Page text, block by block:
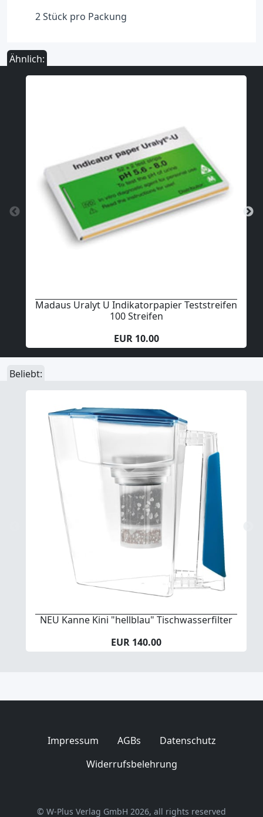
2 Stück pro Packung
Ähnlich:
Madaus Uralyt U Indikatorpapier Teststreifen
100 Streifen
EUR 10.00
Beliebt:
NEU Kanne Kini "hellblau" Tischwasserfilter
EUR 140.00
Impressum AGBs
Datenschutz
Widerrufsbelehrung
© W-Plus Verlag GmbH 2026, all rights reserved